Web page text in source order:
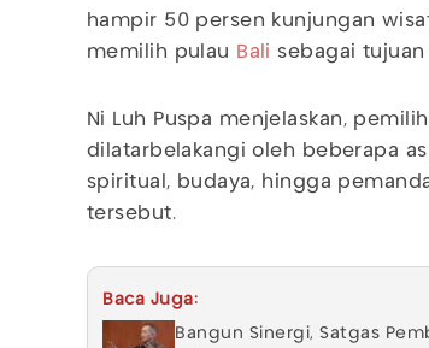
hampir 50 persen kunjungan
memilih pulau Bali sebagai tujuan
Ni Luh Puspa menjelaskan,
dilatarbelakangi oleh beberapa
spiritual, budaya, hingga
tersebut.
Baca Juga:
Bangun Sinergi, Satgas